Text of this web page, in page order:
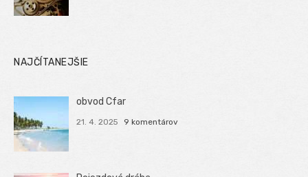
NAJČÍTANEJŠIE
obvod Cfar
21. 4. 2025 9 komentárov